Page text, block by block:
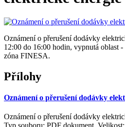
Oznámení o přerušení dodávky
12:00 do 16:00 hodin, vypnutá oblast
zóna FINESA.
Přílohy
Oznámení o přerušení dodávky
Oznámení o přerušení dodávky